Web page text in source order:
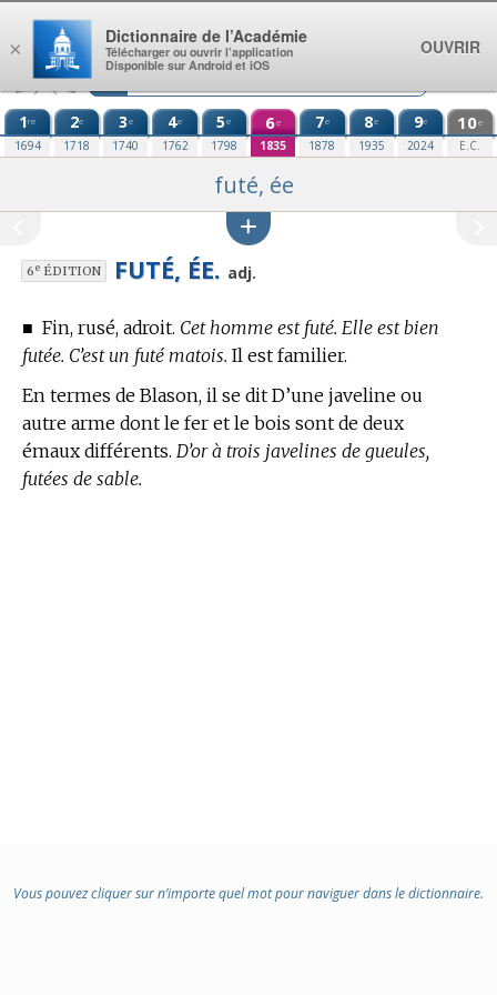
Aller au contenu
1re
1694
2e
1718
3e
1740
4e
1762
5e
1798
6e
1835
7e
1878
8e
1935
9e
2024
10e
E.C.
futé, ée
6eÉDITION FUTÉ, ÉE. adj.
■ Fin, rusé, adroit. Cet homme est futé. Elle est bien
futée. C’est un futé matois. Il est familier.
En termes de Blason, il se dit D’une javeline ou
autre arme dont le fer et le bois sont de deux
émaux différents. D’or à trois javelines de gueules,
futées de sable.
Vous pouvez cliquer sur n’importe quel mot pour naviguer dans le dictionnaire.
×
Dictionnaire de l’Académie
Télécharger ou ouvrir l’application
Disponible sur Android et iOS
OUVRIR